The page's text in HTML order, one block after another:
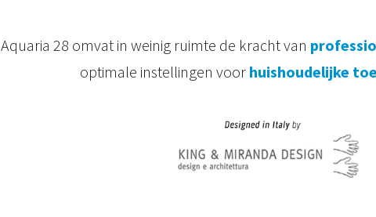
Aquaria 28 omvat in weinig ruimte de kracht van
optimale instellingen voor huishoudelijke